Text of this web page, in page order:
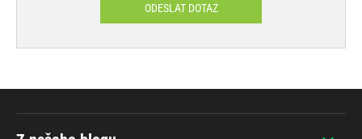
ODESLAT DOTAZ